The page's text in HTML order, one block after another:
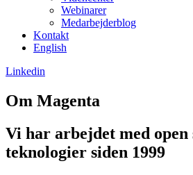
Webinarer
Medarbejderblog
Kontakt
English
Linkedin
Om Magenta
Vi har arbejdet med open
teknologier siden 1999